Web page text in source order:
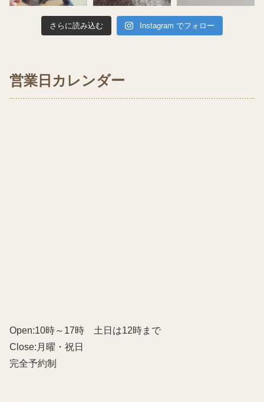
さらに読み込む Instagram でフォロー
営業日カレンダー
Open:10時～17時 土日は12時まで
Close:月曜・祝日
完全予約制